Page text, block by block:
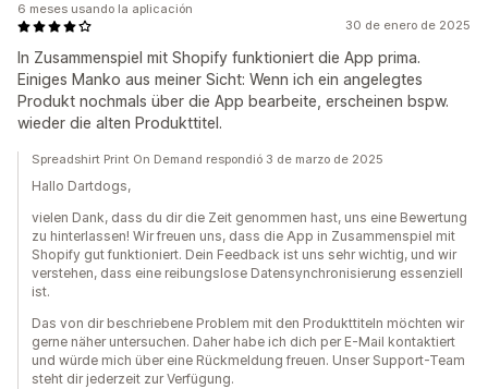
30 de enero de 2025
In Zusammenspiel mit Shopify funktioniert die App prima.
Einiges Manko aus meiner Sicht: Wenn ich ein angelegtes
Produkt nochmals über die App bearbeite, erscheinen bspw.
wieder die alten Produkttitel.
6 meses usando la aplicación
Spreadshirt Print On Demand respondió 3 de marzo de 2025
Hallo Dartdogs,
vielen Dank, dass du dir die Zeit genommen hast, uns eine Bewertung
zu hinterlassen! Wir freuen uns, dass die App in Zusammenspiel mit
Shopify gut funktioniert. Dein Feedback ist uns sehr wichtig, und wir
verstehen, dass eine reibungslose Datensynchronisierung essenziell
ist.
Das von dir beschriebene Problem mit den Produkttiteln möchten wir
gerne näher untersuchen. Daher habe ich dich per E-Mail kontaktiert
und würde mich über eine Rückmeldung freuen. Unser Support-Team
steht dir jederzeit zur Verfügung.